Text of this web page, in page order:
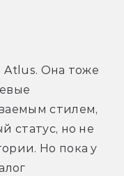
Atlus. Она тоже
стилем,
статус, но не
Но пока у